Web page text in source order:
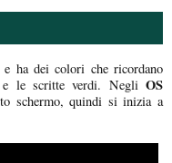
ha dei colori che ricordano
e le scritte verdi. NegliOS
schermo, quindi si inizia a